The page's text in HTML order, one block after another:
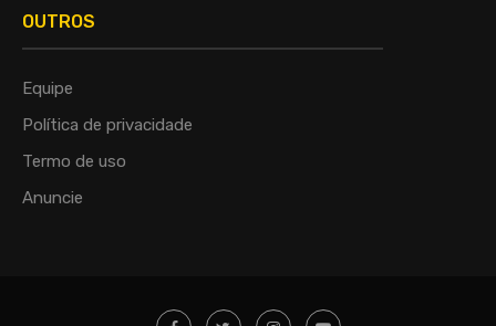
OUTROS
Equipe
Política de privacidade
Termo de uso
Anuncie